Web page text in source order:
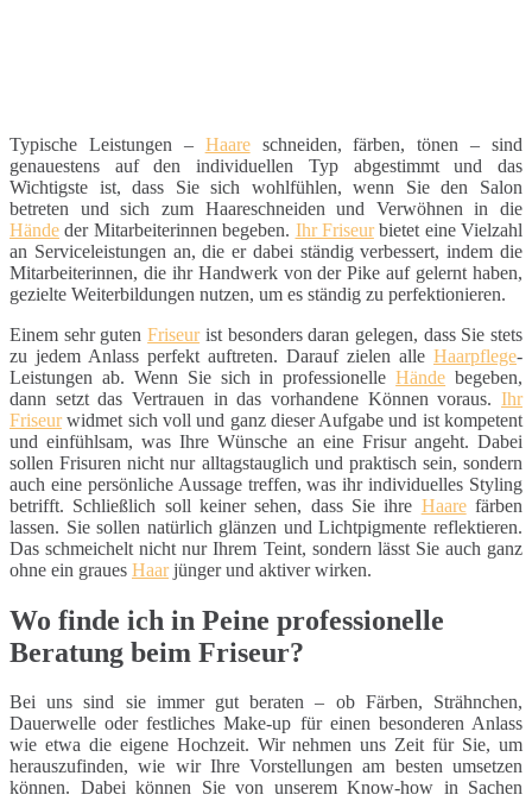
Typische Leistungen – Haareschneiden, färben, tönen – sind
genauestens auf den individuellen Typ abgestimmt und das
Wichtigste ist, dass Sie sich wohlfühlen, wenn Sie den Salon
betreten und sich zum Haareschneiden und Verwöhnen in die
Hände der Mitarbeiterinnen begeben. Ihr Friseurbietet eine Vielzahl
an Serviceleistungen an, die er dabei ständig verbessert, indem die
Mitarbeiterinnen, die ihr Handwerk von der Pike auf gelernt haben,
gezielte Weiterbildungen nutzen, um es ständig zu perfektionieren.
Einem sehr gutenFriseurist besonders daran gelegen, dass Sie stets
zu jedem Anlass perfekt auftreten. Darauf zielen alle Haarpflege-
Leistungen ab. Wenn Sie sich in professionelleHände begeben,
dann setzt das Vertrauen in das vorhandene Können voraus. Ihr
Friseurwidmet sich voll und ganz dieser Aufgabe und ist kompetent
und einfühlsam, was Ihre Wünsche an eine Frisur angeht. Dabei
sollen Frisuren nicht nur alltagstauglich und praktisch sein, sondern
auch eine persönliche Aussage treffen, was ihr individuelles Styling
betrifft. Schließlich soll keiner sehen, dass Sie ihre Haarefärben
lassen. Sie sollen natürlich glänzen und Lichtpigmente reflektieren.
Das schmeichelt nicht nur Ihrem Teint, sondern lässt Sie auch ganz
ohne ein graues Haarjünger und aktiver wirken.
Wo finde ich in Peine professionelle
Beratung beim Friseur?
Bei uns sind sie immer gut beraten – ob Färben, Strähnchen,
Dauerwelle oder festliches Make-up für einen besonderen Anlass
wie etwa die eigene Hochzeit. Wir nehmen uns Zeit für Sie, um
herauszufinden, wie wir Ihre Vorstellungen am besten umsetzen
können. Dabei können Sie von unserem Know-how in Sachen